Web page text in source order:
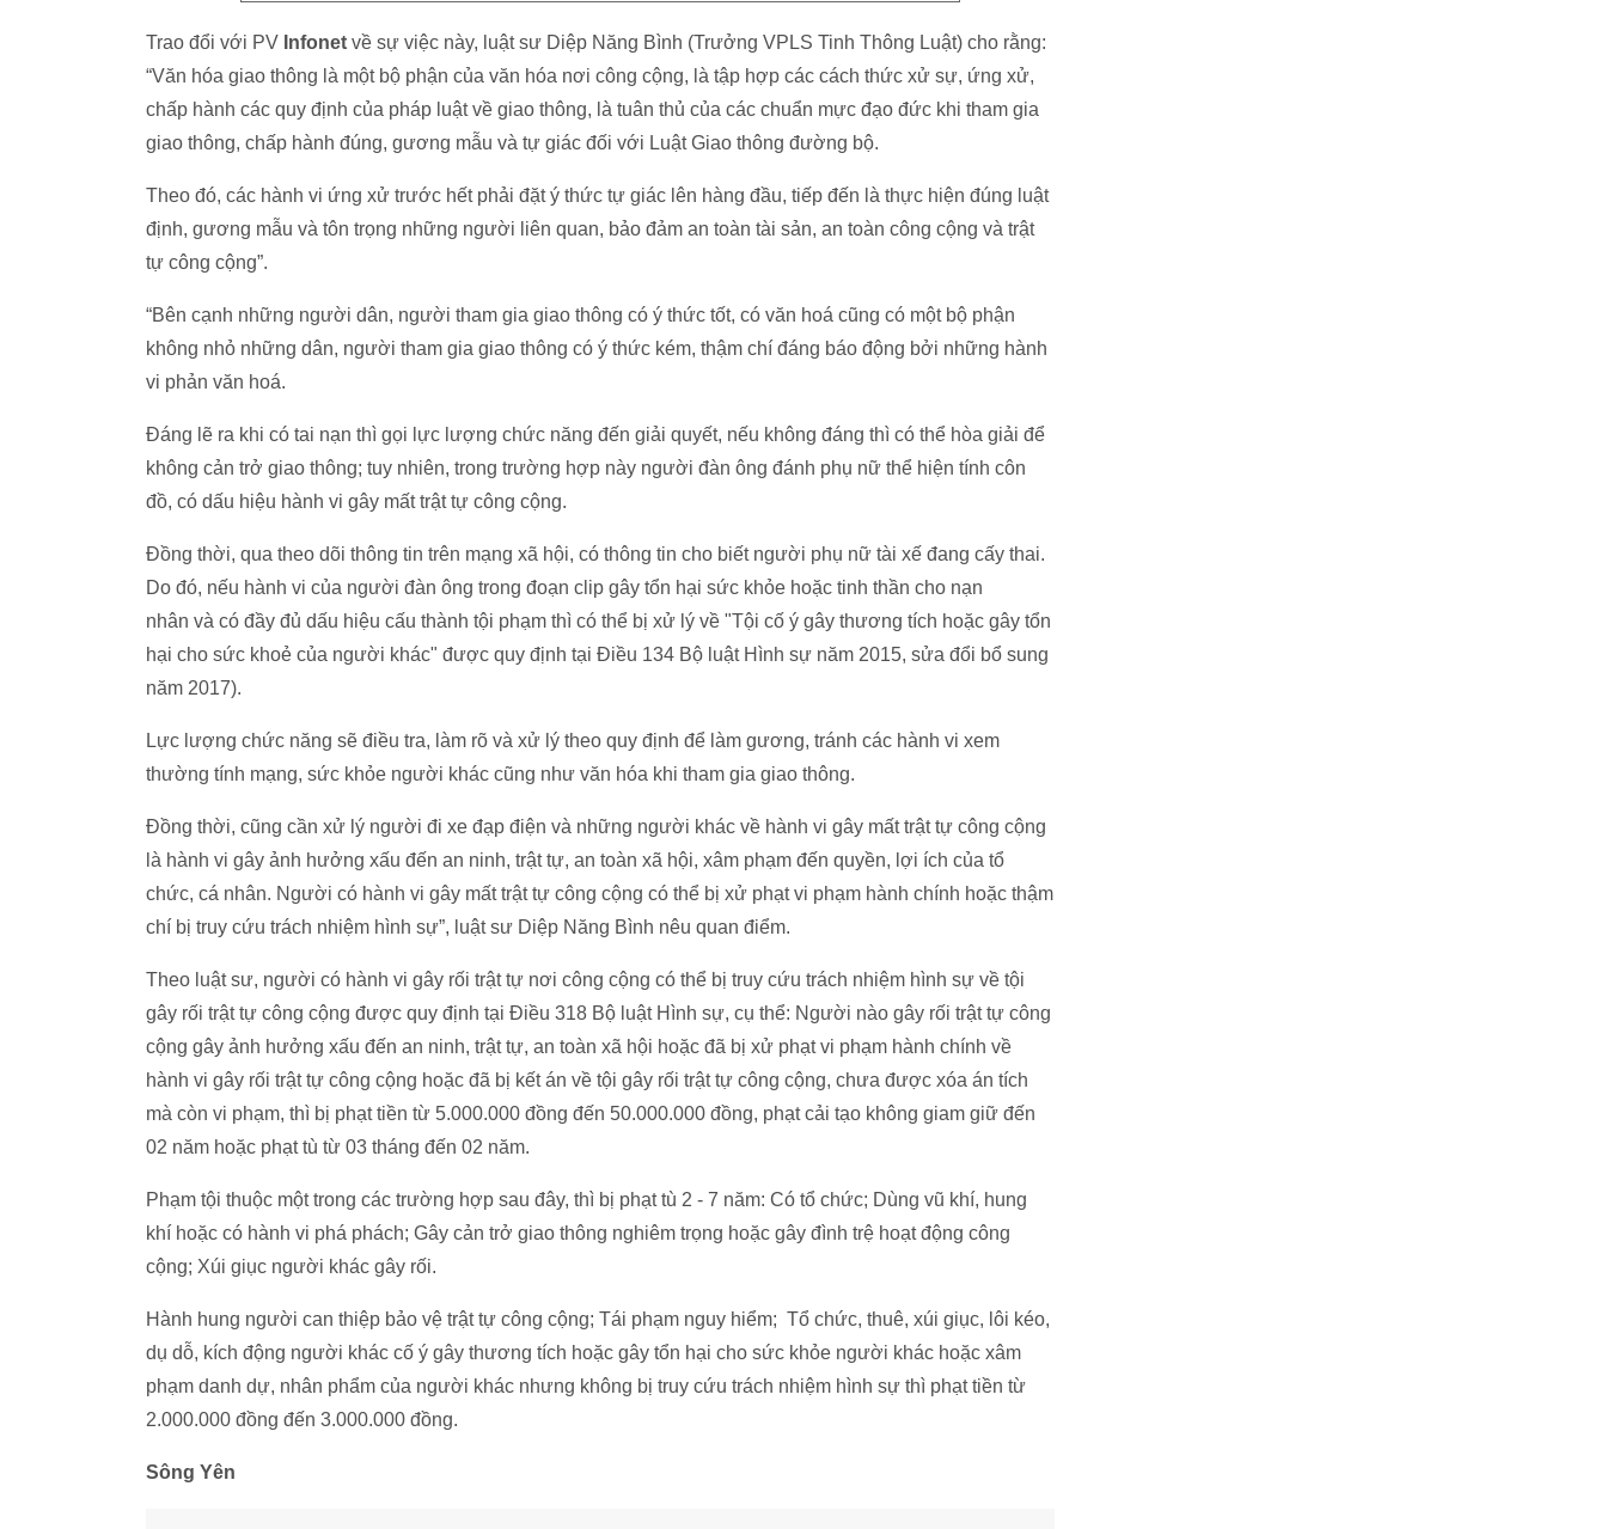
Trao đổi với PV Infonet về sự việc này, luật sư Diệp Năng Bình (Trưởng VPLS Tinh Thông Luật) cho rằng:
“Văn hóa giao thông là một bộ phận của văn hóa nơi công cộng, là tập hợp các cách thức xử sự, ứng xử,
chấp hành các quy định của pháp luật về giao thông, là tuân thủ của các chuẩn mực đạo đức khi tham gia
giao thông, chấp hành đúng, gương mẫu và tự giác đối với Luật Giao thông đường bộ.
Theo đó, các hành vi ứng xử trước hết phải đặt ý thức tự giác lên hàng đầu, tiếp đến là thực hiện đúng luật
định, gương mẫu và tôn trọng những người liên quan, bảo đảm an toàn tài sản, an toàn công cộng và trật
tự công cộng”.
“Bên cạnh những người dân, người tham gia giao thông có ý thức tốt, có văn hoá cũng có một bộ phận
không nhỏ những dân, người tham gia giao thông có ý thức kém, thậm chí đáng báo động bởi những hành
vi phản văn hoá.
Đáng lẽ ra khi có tai nạn thì gọi lực lượng chức năng đến giải quyết, nếu không đáng thì có thể hòa giải để
không cản trở giao thông; tuy nhiên, trong trường hợp này người đàn ông đánh phụ nữ thể hiện tính côn
đồ, có dấu hiệu hành vi gây mất trật tự công cộng.
Đồng thời, qua theo dõi thông tin trên mạng xã hội, có thông tin cho biết người phụ nữ tài xế đang cấy thai.
Do đó, nếu hành vi của người đàn ông trong đoạn clip gây tổn hại sức khỏe hoặc tinh thần cho nạn
nhân và có đầy đủ dấu hiệu cấu thành tội phạm thì có thể bị xử lý về "Tội cố ý gây thương tích hoặc gây tổn
hại cho sức khoẻ của người khác" được quy định tại Điều 134 Bộ luật Hình sự năm 2015, sửa đổi bổ sung
năm 2017).
Lực lượng chức năng sẽ điều tra, làm rõ và xử lý theo quy định để làm gương, tránh các hành vi xem
thường tính mạng, sức khỏe người khác cũng như văn hóa khi tham gia giao thông.
Đồng thời, cũng cần xử lý người đi xe đạp điện và những người khác về hành vi gây mất trật tự công cộng
là hành vi gây ảnh hưởng xấu đến an ninh, trật tự, an toàn xã hội, xâm phạm đến quyền, lợi ích của tổ
chức, cá nhân. Người có hành vi gây mất trật tự công cộng có thể bị xử phạt vi phạm hành chính hoặc thậm
chí bị truy cứu trách nhiệm hình sự”, luật sư Diệp Năng Bình nêu quan điểm.
Theo luật sư, người có hành vi gây rối trật tự nơi công cộng có thể bị truy cứu trách nhiệm hình sự về tội
gây rối trật tự công cộng được quy định tại Điều 318 Bộ luật Hình sự, cụ thể: Người nào gây rối trật tự công
cộng gây ảnh hưởng xấu đến an ninh, trật tự, an toàn xã hội hoặc đã bị xử phạt vi phạm hành chính về
hành vi gây rối trật tự công cộng hoặc đã bị kết án về tội gây rối trật tự công cộng, chưa được xóa án tích
mà còn vi phạm, thì bị phạt tiền từ 5.000.000 đồng đến 50.000.000 đồng, phạt cải tạo không giam giữ đến
02 năm hoặc phạt tù từ 03 tháng đến 02 năm.
Phạm tội thuộc một trong các trường hợp sau đây, thì bị phạt tù 2 - 7 năm: Có tổ chức; Dùng vũ khí, hung
khí hoặc có hành vi phá phách; Gây cản trở giao thông nghiêm trọng hoặc gây đình trệ hoạt động công
cộng; Xúi giục người khác gây rối.
Hành hung người can thiệp bảo vệ trật tự công cộng; Tái phạm nguy hiểm; Tổ chức, thuê, xúi giục, lôi kéo,
dụ dỗ, kích động người khác cố ý gây thương tích hoặc gây tổn hại cho sức khỏe người khác hoặc xâm
phạm danh dự, nhân phẩm của người khác nhưng không bị truy cứu trách nhiệm hình sự thì phạt tiền từ
2.000.000 đồng đến 3.000.000 đồng.
Sông Yên